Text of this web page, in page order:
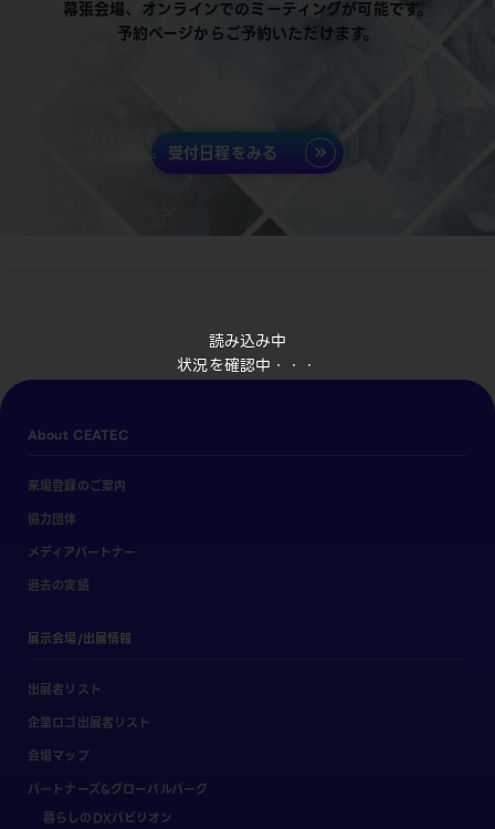
読み込み中
状況を確認中・・・
幕張会場、オンラインでのミーティングが可能です。
予約ページからご予約いただけます。
受付日程をみる
About CEATEC
来場登録のご案内
協力団体
メディアパートナー
過去の実績
展示会場/出展情報
出展者リスト
企業ロゴ出展者リスト
会場マップ
パートナーズ&グローバルパーク
暮らしのDXパビリオン